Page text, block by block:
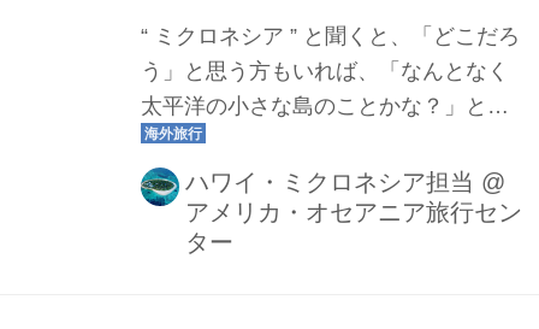
“ ミクロネシア ” と聞くと、「どこだろ
う」と思う方もいれば、「なんとなく
太平洋の小さな島のことかな？」とイ
メージされる方もいるかもしれませ
ん。ミクロネシアという名称自体は、
グアムやサイパンなど日本でもなじみ
の深いリゾートを含む海域、群島を指
ハワイ・ミクロネシア担当 @
アメリカ・オセアニア旅行セン
ター